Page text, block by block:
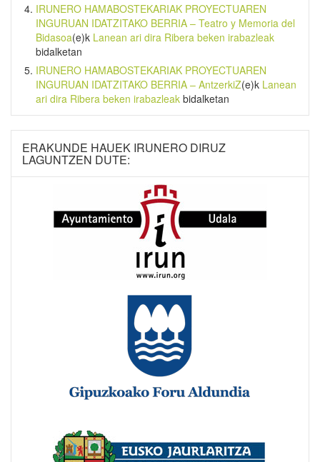
IRUNERO HAMABOSTEKARIAK PROYECTUAREN
INGURUAN IDATZITAKO BERRIA – Teatro y Memoria del
Bidasoa(e)k Lanean ari dira Ribera beken irabazleak
bidalketan
IRUNERO HAMABOSTEKARIAK PROYECTUAREN
INGURUAN IDATZITAKO BERRIA – AntzerkiZ(e)k Lanean
ari dira Ribera beken irabazleak bidalketan
ERAKUNDE HAUEK IRUNERO DIRUZ
LAGUNTZEN DUTE: